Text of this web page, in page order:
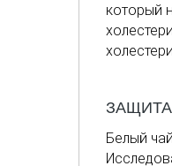
который
Белый